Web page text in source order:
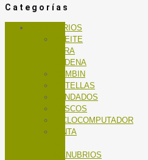
Categorías
ACCESORIOS
ACEITE
PARA
CADENA
BOMBIN
BOTELLAS
CANDADOS
CASCOS
CICLOCOMPUTADOR
CINTA
MANUBRIOS